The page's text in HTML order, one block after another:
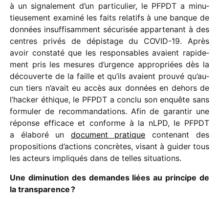
à un signa­le­ment d’un parti­cu­lier, le PFPDT a minu­
tieu­se­ment examiné les faits rela­tifs à une banque de
données insuf­fi­sam­ment sécu­ri­sée appar­te­nant à des
centres privés de dépis­tage du COVID-19. Après
avoir constaté que les respon­sables avaient rapi­de­
ment pris les mesures d’ur­gence appro­priées dès la
décou­verte de la faille et qu’ils avaient prouvé qu’au­
cun tiers n’avait eu accès aux données en dehors de
l’hacker éthique, le PFPDT a conclu son enquête sans
formu­ler de recom­man­da­tions. Afin de garan­tir une
réponse effi­cace et conforme à la nLPD, le PFPDT
a élaboré un docu­ment pratique conte­nant des
propo­si­tions d’ac­tions concrètes, visant à guider tous
les acteurs impli­qués dans de telles situations.
Une dimi­nu­tion des demandes liées au prin­cipe de
la transparence ?